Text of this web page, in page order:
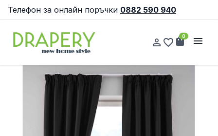
Телефон за онлайн поръчки 0882 590 940
person_outline favorite_border shopping_bag
0 menu